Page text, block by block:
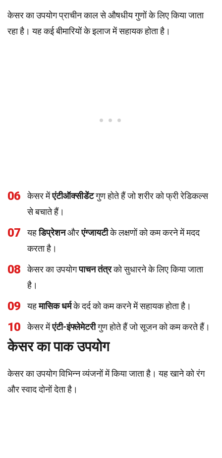
केसर का उपयोग प्राचीन काल से औषधीय गुणों के लिए किया जाता
रहा है। यह कई बीमारियों के इलाज में सहायक होता है।
06 केसर मेंएंटीऑक्सीडेंटगुण होते हैं जो शरीर को फ्री रेडिकल्स
से बचाते हैं।
07 यहडिप्रेशनऔरएंग्जायटीके लक्षणों को कम करने में मदद
करता है।
08 केसर का उपयोगपाचन तंत्रको सुधारने के लिए किया जाता
है।
09 यहमासिक धर्मके दर्द को कम करने में सहायक होता है।
10 केसर मेंएंटी-इंफ्लेमेटरीगुण होते हैं जो सूजन को कम करते हैं।
केसर का पाक उपयोग
केसर का उपयोग विभिन्न व्यंजनों में किया जाता है। यह खाने को रंग
और स्वाद दोनों देता है।